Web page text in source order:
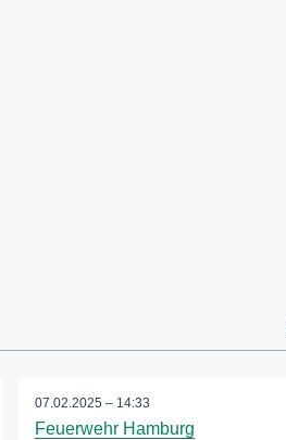
07.02.2025 – 14:33
Feuerwehr Hamburg